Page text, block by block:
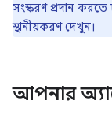
সংস্করণ প্রদান
স্থানীয়করণদেখুন।
আপনার